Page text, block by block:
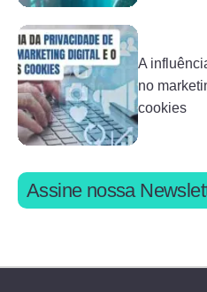
A
no
cookies
Assine nossa